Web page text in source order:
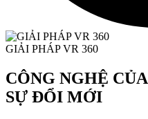
GIẢI PHÁP VR 360
CÔNG NGHỆ CỦA
SỰ ĐỔI MỚI